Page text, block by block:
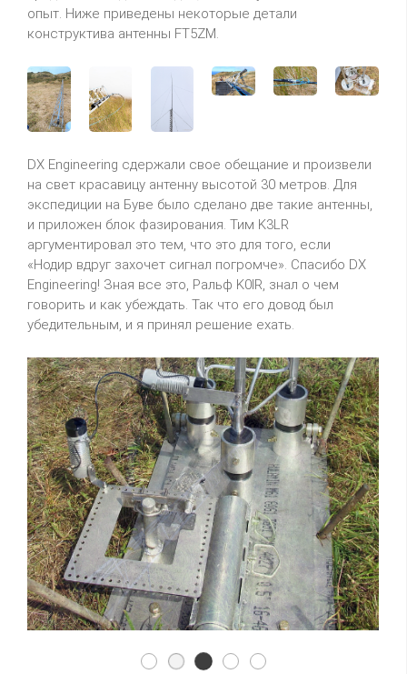
опыт. Ниже приведены некоторые детали
конструктива антенны FT5ZM.
DX Engineering сдержали свое обещание и произвели
на свет красавицу антенну высотой 30 метров. Для
экспедиции на Буве было сделано две такие антенны,
и приложен блок фазирования. Тим K3LR
аргументировал это тем, что это для того, если
«Нодир вдруг захочет сигнал погромче». Спасибо DX
Engineering! Зная все это, Ральф K0IR, знал о чем
говорить и как убеждать. Так что его довод был
убедительным, и я принял решение ехать.
3y0z013y0z023y0z03
3y0z043y0z05